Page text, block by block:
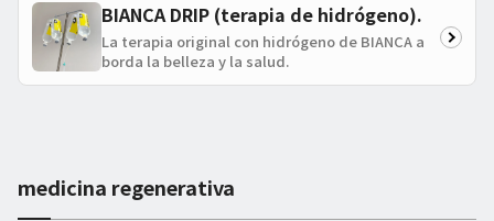
BIANCA DRIP (terapia de hidrógeno).
La terapia original con hidrógeno de BIANCA a
borda la belleza y la salud.
medicina regenerativa